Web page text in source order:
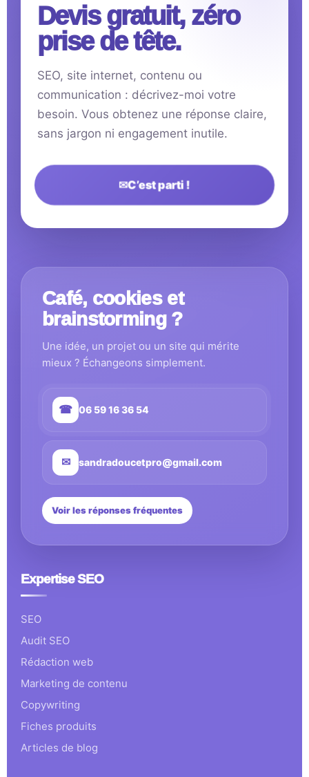
Devis gratuit, zéro
prise de tête.
SEO, site internet, contenu ou
communication : décrivez-moi votre
besoin. Vous obtenez une réponse claire,
sans jargon ni engagement inutile.
✉C’est parti !
Café, cookies et
brainstorming ?
Une idée, un projet ou un site qui mérite
mieux ? Échangeons simplement.
☎ 06 59 16 36 54
✉ sandradoucetpro@gmail.com
Voir les réponses fréquentes
Expertise SEO
SEO
Audit SEO
Rédaction web
Marketing de contenu
Copywriting
Fiches produits
Articles de blog